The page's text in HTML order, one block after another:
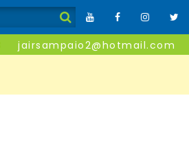
jairsampaio2@hotmail.com